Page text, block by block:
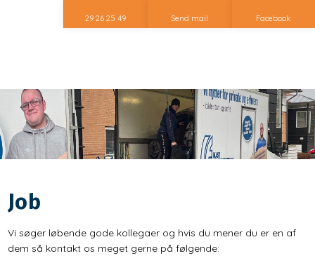
29 26 25 49 Send mail Facebook
Job
Vi søger løbende gode kollegaer og hvis du mener du er en af
dem så kontakt os meget gerne ​på følgende: